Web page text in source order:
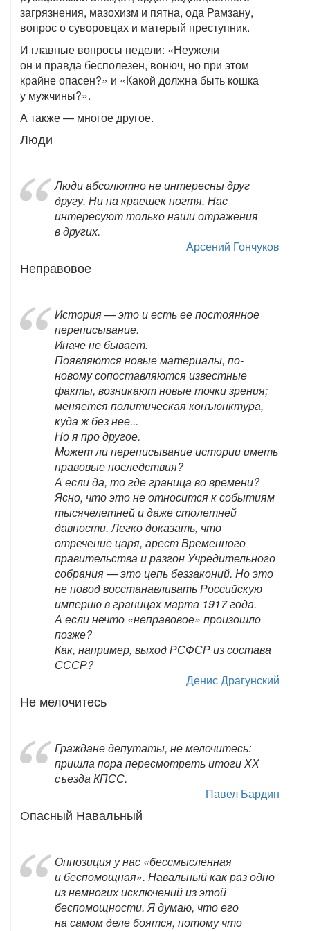
загрязнения, мазохизм и пятна, ода Рамзану,
вопрос о суворовцах и матерый преступник.
И главные вопросы недели: «Неужели
он и правда бесполезен, вонюч, но при этом
крайне опасен?» и «Какой должна быть кошка
у мужчины?».
А также — многое другое.
Люди
Люди абсолютно не интересны друг
другу. Ни на краешек ногтя. Нас
интересуют только наши отражения
в других.
Арсений Гончуков
Неправовое
История — это и есть ее постоянное
переписывание.
Иначе не бывает.
Появляются новые материалы, по-
новому сопоставляются известные
факты, возникают новые точки зрения;
меняется политическая конъюнктура,
куда ж без нее...
Но я про другое.
Может ли переписывание истории иметь
правовые последствия?
А если да, то где граница во времени?
Ясно, что это не относится к событиям
тысячелетней и даже столетней
давности. Легко доказать, что
отречение царя, арест Временного
правительства и разгон Учредительного
собрания — это цепь беззаконий. Но это
не повод восстанавливать Российскую
империю в границах марта 1917 года.
А если нечто «неправовое» произошло
позже?
Как, например, выход РСФСР из состава
СССР?
Денис Драгунский
Не мелочитесь
Граждане депутаты, не мелочитесь:
пришла пора пересмотреть итоги ХХ
съезда КПСС.
Павел Бардин
Опасный Навальный
Оппозиция у нас «бессмысленная
и беспомощная». Навальный как раз одно
из немногих исключений из этой
беспомощности. Я думаю, что его
на самом деле боятся, потому что